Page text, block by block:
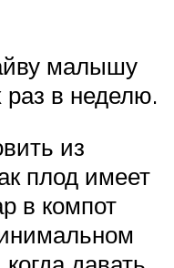
малышу
в неделю.
из
плод имеет
в компот